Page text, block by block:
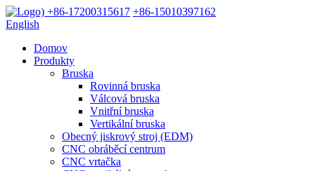
+86-17200315617 +86-15010397162
English
Domov
Produkty
Bruska
Rovinná bruska
Válcová bruska
Vnitřní bruska
Vertikální bruska
Obecný jiskrový stroj (EDM)
CNC obráběcí centrum
CNC vrtačka